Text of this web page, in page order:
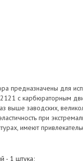
предназначены для
с карбюраторным
выше заводских,
при
имеют
- 1 штука;